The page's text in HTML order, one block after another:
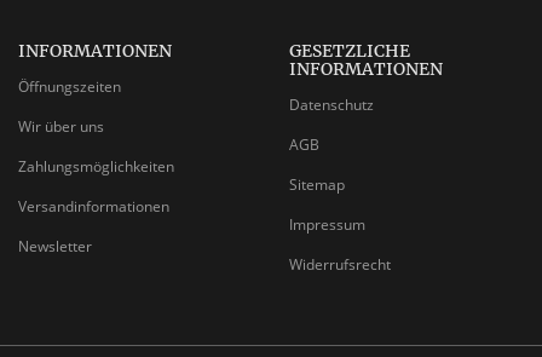
INFORMATIONEN
Öffnungszeiten
Wir über uns
Zahlungsmöglichkeiten
Versandinformationen
Newsletter
GESETZLICHE
INFORMATIONEN
Datenschutz
AGB
Sitemap
Impressum
Widerrufsrecht